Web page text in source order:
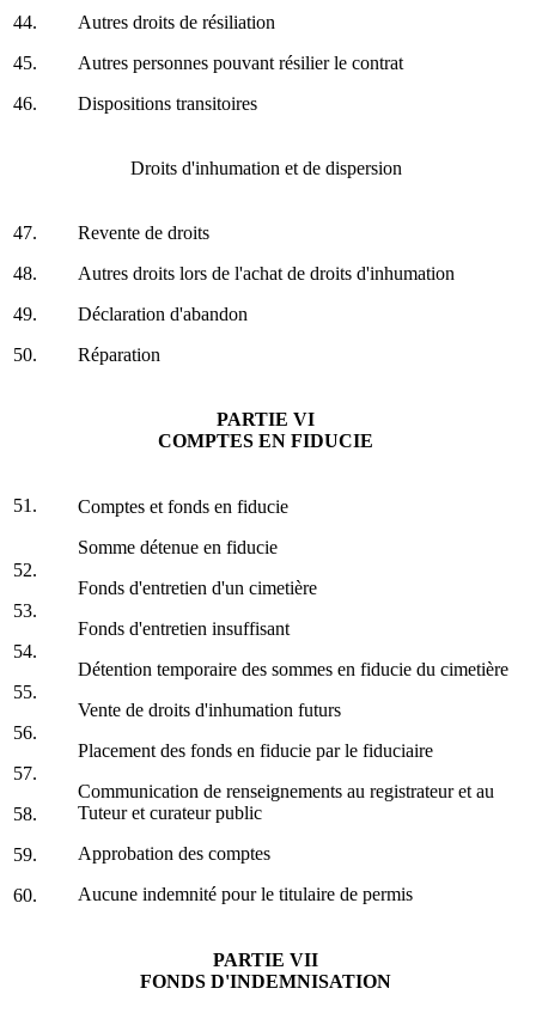
44.
45.
46.
Autres droits de résiliation
Autres personnes pouvant résilier le contrat
Dispositions transitoires
Droits d'inhumation et de dispersion
47.
48.
49.
50.
Revente de droits
Autres droits lors de l'achat de droits d'inhumation
Déclaration d'abandon
Réparation
PARTIE VI
COMPTES EN FIDUCIE
51.
Comptes et fonds en fiducie
Somme détenue en fiducie
Fonds d'entretien d'un cimetière
Fonds d'entretien insuffisant
Détention temporaire des sommes en fiducie du cimetière
Vente de droits d'inhumation futurs
Placement des fonds en fiducie par le fiduciaire
Communication de renseignements au registrateur et au
Tuteur et curateur public
Approbation des comptes
Aucune indemnité pour le titulaire de permis
52.
53.
54.
55.
56.
57.
58.
59.
60.
PARTIE VII
FONDS D'INDEMNISATION